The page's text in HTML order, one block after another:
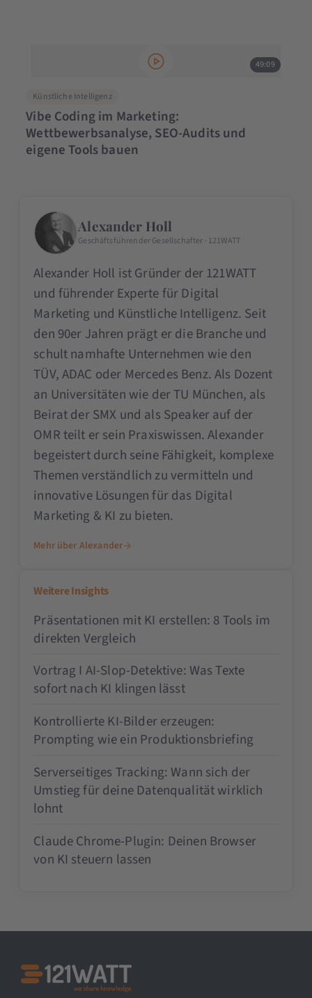
49:09
Künstliche Intelligenz
Vibe Coding im Marketing:
Wettbewerbsanalyse, SEO-Audits und
eigene Tools bauen
Alexander Holl
Geschäftsführender Gesellschafter · 121WATT
Alexander Holl ist Gründer der 121WATT
und führender Experte für Digital
Marketing und Künstliche Intelligenz. Seit
den 90er Jahren prägt er die Branche und
schult namhafte Unternehmen wie den
TÜV, ADAC oder Mercedes Benz. Als Dozent
an Universitäten wie der TU München, als
Beirat der SMX und als Speaker auf der
OMR teilt er sein Praxiswissen. Alexander
begeistert durch seine Fähigkeit, komplexe
Themen verständlich zu vermitteln und
innovative Lösungen für das Digital
Marketing & KI zu bieten.
Mehr über Alexander
Weitere Insights
Präsentationen mit KI erstellen: 8 Tools im
direkten Vergleich
Vortrag I AI-Slop-Detektive: Was Texte
sofort nach KI klingen lässt
Kontrollierte KI-Bilder erzeugen:
Prompting wie ein Produktionsbriefing
Serverseitiges Tracking: Wann sich der
Umstieg für deine Datenqualität wirklich
lohnt
Claude Chrome-Plugin: Deinen Browser
von KI steuern lassen